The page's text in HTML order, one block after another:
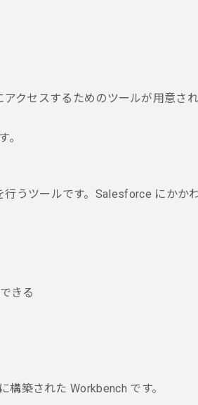
クセスするためのツールが用意され
。
うツールです。 Salesforce にかか
きる
築された Workbench です。